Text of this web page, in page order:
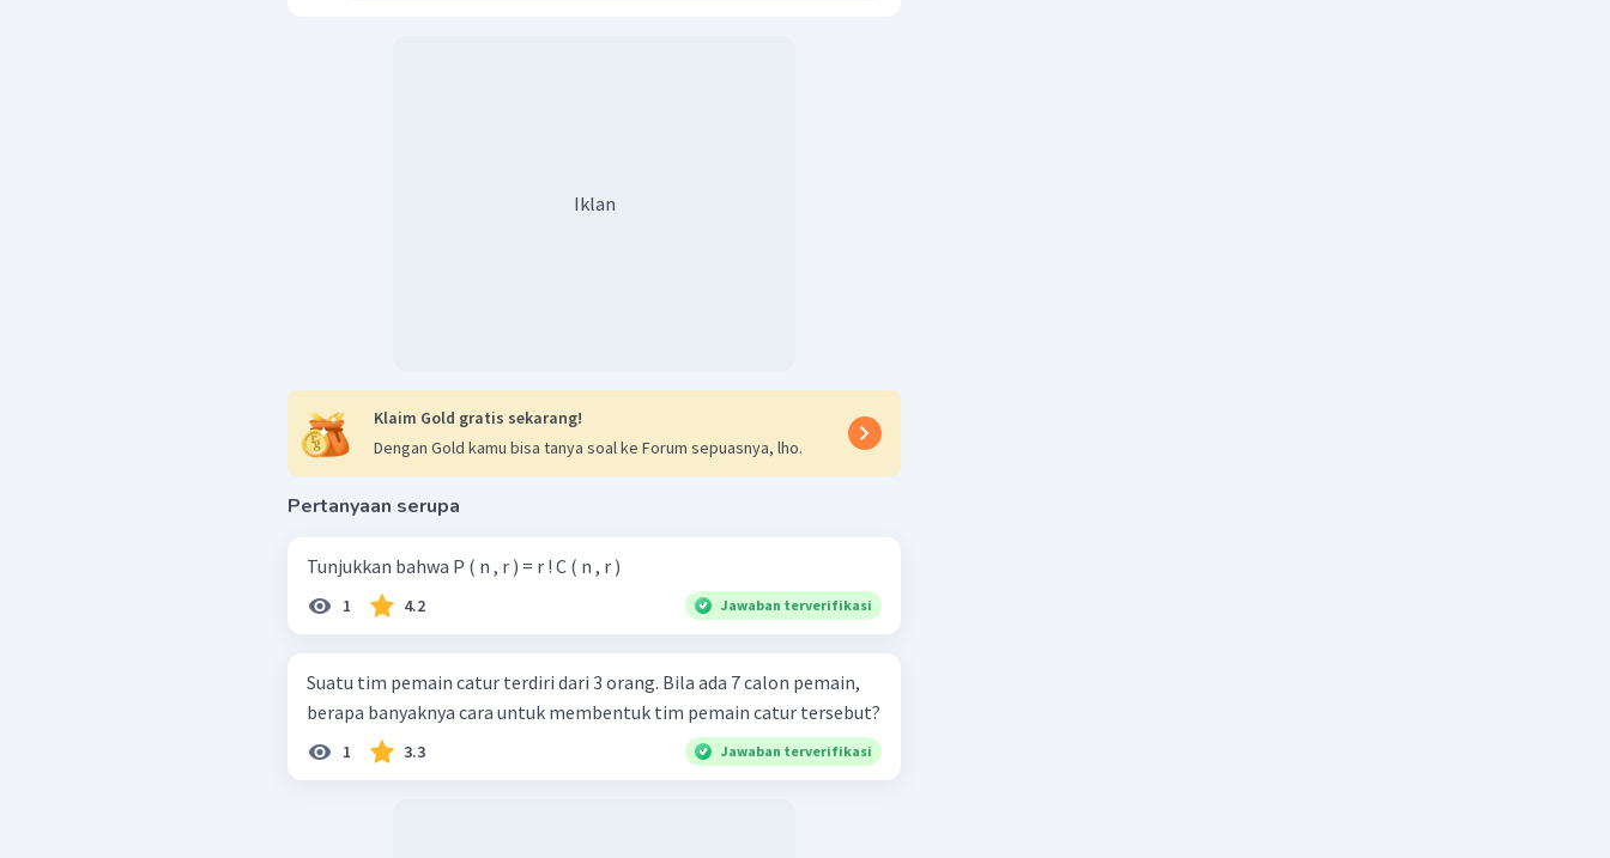
Iklan
Klaim Gold gratis sekarang!
Dengan Gold kamu bisa tanya soal ke Forum sepuasnya, lho.
Pertanyaan serupa
Tunjukkan bahwa P ( n , r ) = r ! C ( n , r )
1 4.2 Jawaban terverifikasi
Suatu tim pemain catur terdiri dari 3 orang. Bila ada 7 calon pemain,
berapa banyaknya cara untuk membentuk tim pemain catur tersebut?
1 3.3 Jawaban terverifikasi